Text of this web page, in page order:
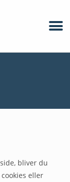
bliver du
eller